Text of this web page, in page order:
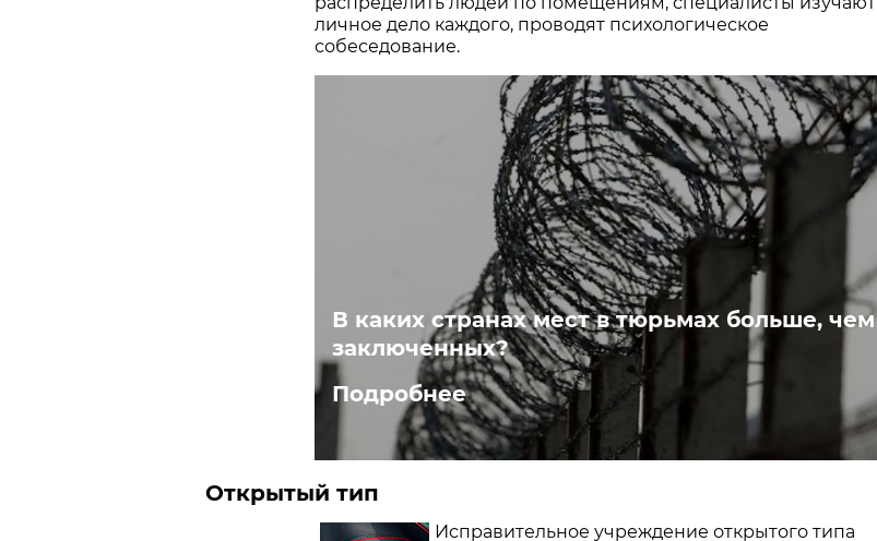
личное дело каждого, проводят психологическое
собеседование.
В каких странах мест в тюрьмах больше, чем
заключенных?
Подробнее
Открытый тип
Исправительное учреждение открытого типа